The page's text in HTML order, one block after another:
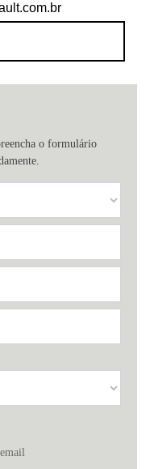
o formulário
email